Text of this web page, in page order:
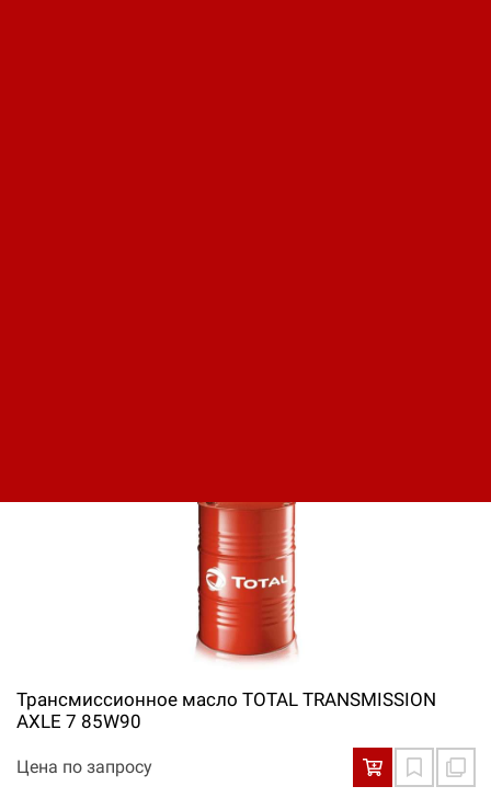
Трансмиссионное масло TOTAL TRANSMISSION
AXLE 7 85W90
Цена по запросу